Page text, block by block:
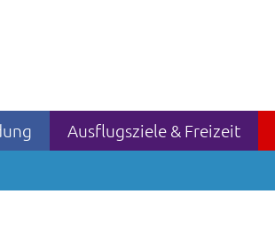
Ausflugsziele & Freizeit